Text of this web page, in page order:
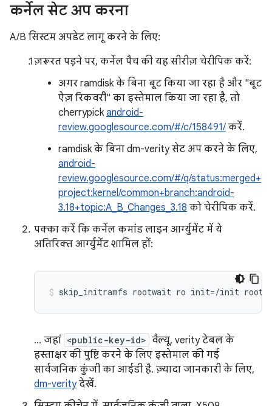
कर्नेल सेट अप करना
A/B सिस्टम अपडेट लागू करने के लिए:
ज़रूरत पड़ने पर, कर्नेल पैच की यह सीरीज़ चेरीपिक करें:
अगर ramdisk के बिना बूट किया जा रहा है और "बूट
ऐज़ रिकवरी" का इस्तेमाल किया जा रहा है, तो
cherrypick android-
review.googlesource.com/#/c/158491/ करें.
ramdisk के बिना dm-verity सेट अप करने के लिए,
android-
review.googlesource.com/#/q/status:merged+
project:kernel/common+branch:android-
3.18+topic:A_B_Changes_3.18 को चेरीपिक करें.
पक्का करें कि कर्नेल कमांड लाइन आर्ग्युमेंट में ये
अतिरिक्त आर्ग्युमेंट शामिल हों:
skip_initramfs rootwait ro init=/init root="/
... जहां <public-key-id> वैल्यू, verity टेबल के
हस्ताक्षर की पुष्टि करने के लिए इस्तेमाल की गई
सार्वजनिक कुंजी का आईडी है. ज़्यादा जानकारी के लिए,
dm-verityदेखें.